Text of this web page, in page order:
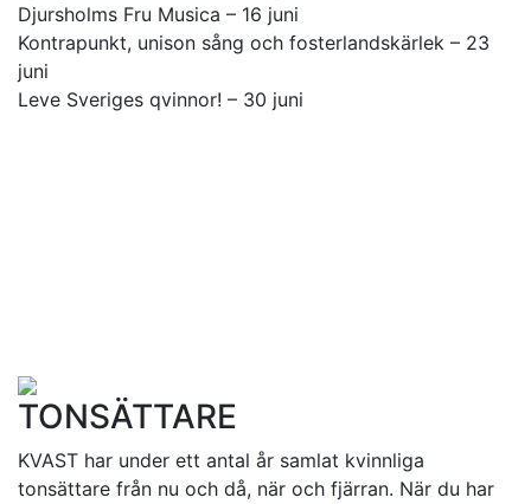
Djursholms Fru Musica – 16 juni
Kontrapunkt, unison sång och fosterlandskärlek – 23
juni
Leve Sveriges qvinnor! – 30 juni
TONSÄTTARE
KVAST har under ett antal år samlat kvinnliga
tonsättare från nu och då, när och fjärran. När du har